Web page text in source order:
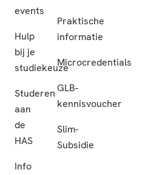
events
Hulp
bij je
studiekeuze
Studeren
aan
de
HAS
Info
Praktische
informatie
Microcredentials
GLB-
kennisvoucher
Slim-
Subsidie